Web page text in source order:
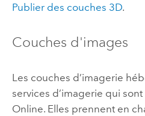
Publier des couches 3D.
Couches d'images
Les couches d’imagerie
services d’imagerie qui
Online. Elles prennent en